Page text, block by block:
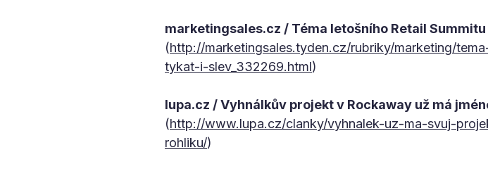
marketingsales.cz / Téma letošního Retail
(http://marketingsales.tyden.cz/rubriky/marketing/
tykat-i-slev_332269.html)
lupa.cz / Vyhnálkův projekt v Rockaway už má
(http://www.lupa.cz/clanky/vyhnalek-uz-ma-svuj-
rohliku/)